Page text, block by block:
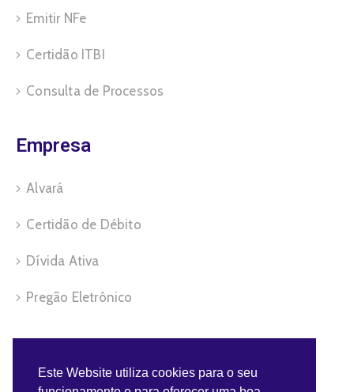
Emitir NFe
Certidão ITBI
Consulta de Processos
Empresa
Alvará
Certidão de Débito
Dívida Ativa
Pregão Eletrônico
Este Website utiliza cookies para o seu